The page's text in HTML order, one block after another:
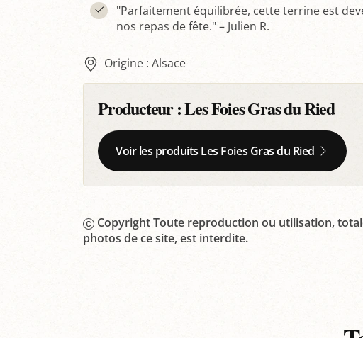
"Parfaitement équilibrée, cette terrine est
nos repas de fête." – Julien R.
Origine : Alsace
Producteur :Les Foies Gras du Ried
Voir les produits Les Foies Gras du Ried
Copyright Toute reproduction ou utilisation,
photos de ce site, est interdite.